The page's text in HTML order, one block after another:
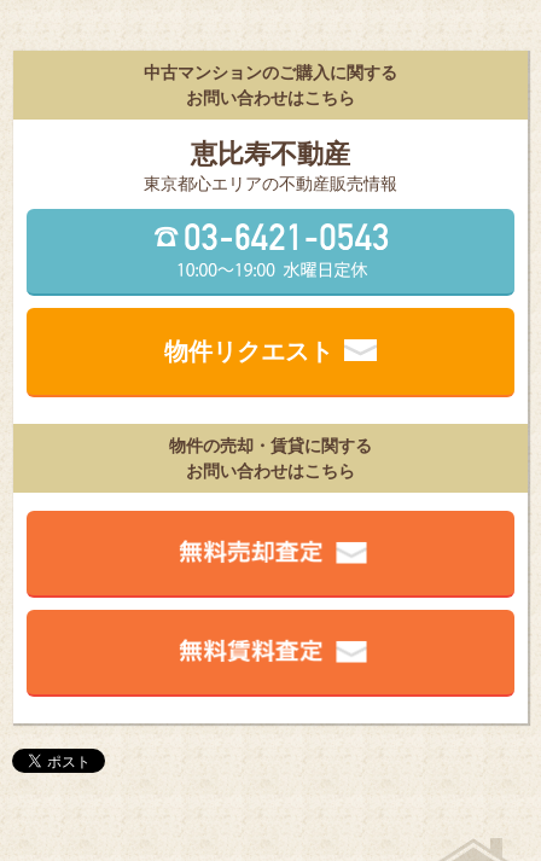
中古マンションのご購入に関する
お問い合わせはこちら
恵比寿不動産
東京都⼼エリアの不動産販売情報
物件リクエスト
物件の売却・賃貸に関する
お問い合わせはこちら